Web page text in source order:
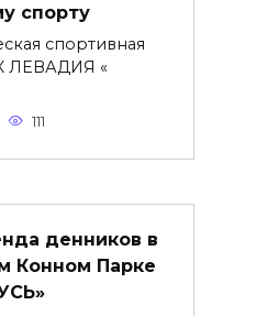
спорту
спортивная
ЛЕВАДИЯ «
111
денников в
Конном Парке